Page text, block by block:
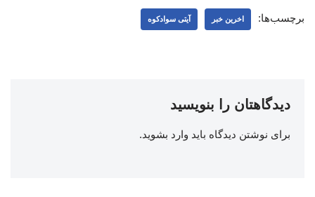
برچسب‌ها: اخرین خبر آیتی سوادکوه
دیدگاهتان را بنویسید
برای نوشتن دیدگاه باید وارد بشوید.